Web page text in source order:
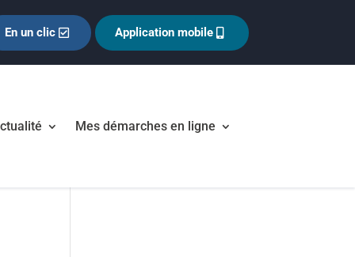
En un clic Application mobile
Mes démarches en ligne